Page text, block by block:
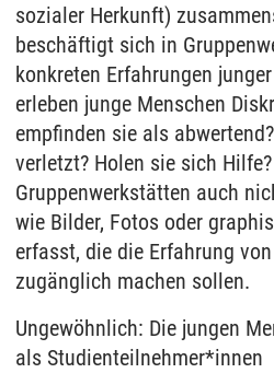
sozialer Herkunft)
beschäftigt sich in
konkreten Erfahrungen
erleben junge Menschen
empfinden sie als
verletzt? Holen sie sich
Gruppenwerkstätten auch
wie Bilder, Fotos oder
erfasst, die die Erfahrung
zugänglich machen sollen.
Ungewöhnlich: Die jungen
als Studienteilnehmer*innen